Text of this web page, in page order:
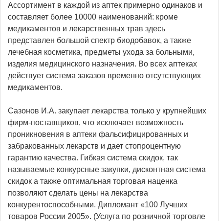
Ассортимент в каждой из аптек примерно одинаков и
составляет более 10000 наименований: кроме
медикаментов и лекарственных трав здесь
представлен большой спектр биодобавок, а также
лечебная косметика, предметы ухода за больными,
изделия медицинского назначения. Во всех аптеках
действует система заказов временно отсутствующих
медикаментов.
Сазонов И.А. закупает лекарства только у крупнейших
фирм-поставщиков, что исключает возможность
проникновения в аптеки фальсифицированных и
забракованных лекарств и дает стопроцентную
гарантию качества. Гибкая система скидок, так
называемые конкурсные закупки, дисконтная система
скидок а также оптимальная торговая наценка
позволяют сделать цены на лекарства
конкурентоспособными. Дипломант «100 Лучших
товаров России 2005». (Услуга по розничной торговле